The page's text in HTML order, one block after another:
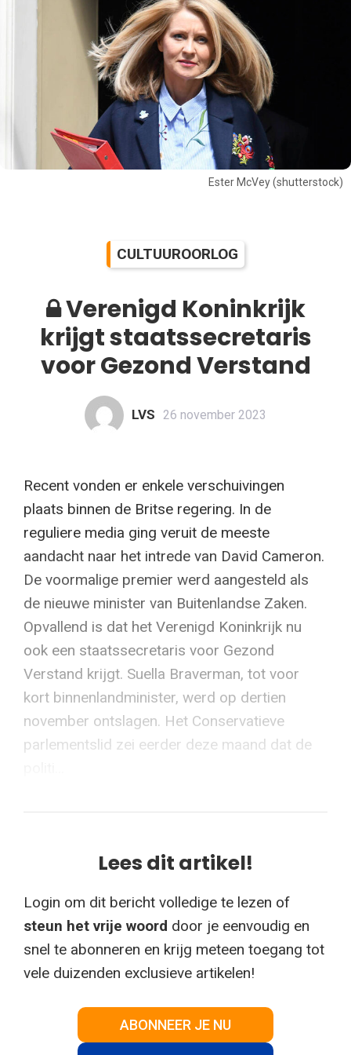
Ester McVey (shutterstock)
CULTUUROORLOG
Verenigd Koninkrijk
krijgt staatssecretaris
voor Gezond Verstand
LVS 26 november 2023
Recent vonden er enkele verschuivingen
plaats binnen de Britse regering. In de
reguliere media ging veruit de meeste
aandacht naar het intrede van David Cameron.
De voormalige premier werd aangesteld als
de nieuwe minister van Buitenlandse Zaken.
Opvallend is dat het Verenigd Koninkrijk nu
ook een staatssecretaris voor Gezond
Verstand krijgt. Suella Braverman, tot voor
kort binnenlandminister, werd op dertien
november ontslagen. Het Conservatieve
parlementslid zei eerder deze maand dat de
Lees dit artikel!
Login om dit bericht volledige te lezen of
steun het vrije woord door je eenvoudig en
snel te abonneren en krijg meteen toegang tot
vele duizenden exclusieve artikelen!
ABONNEER JE NU